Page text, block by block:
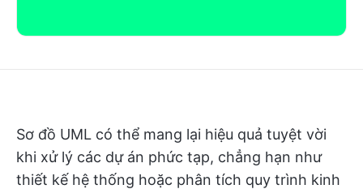
Sơ đồ UML có thể mang lại hiệu quả tuyệt vời
khi xử lý các dự án phức tạp, chẳng hạn như
thiết kế hệ thống hoặc phân tích quy trình kinh